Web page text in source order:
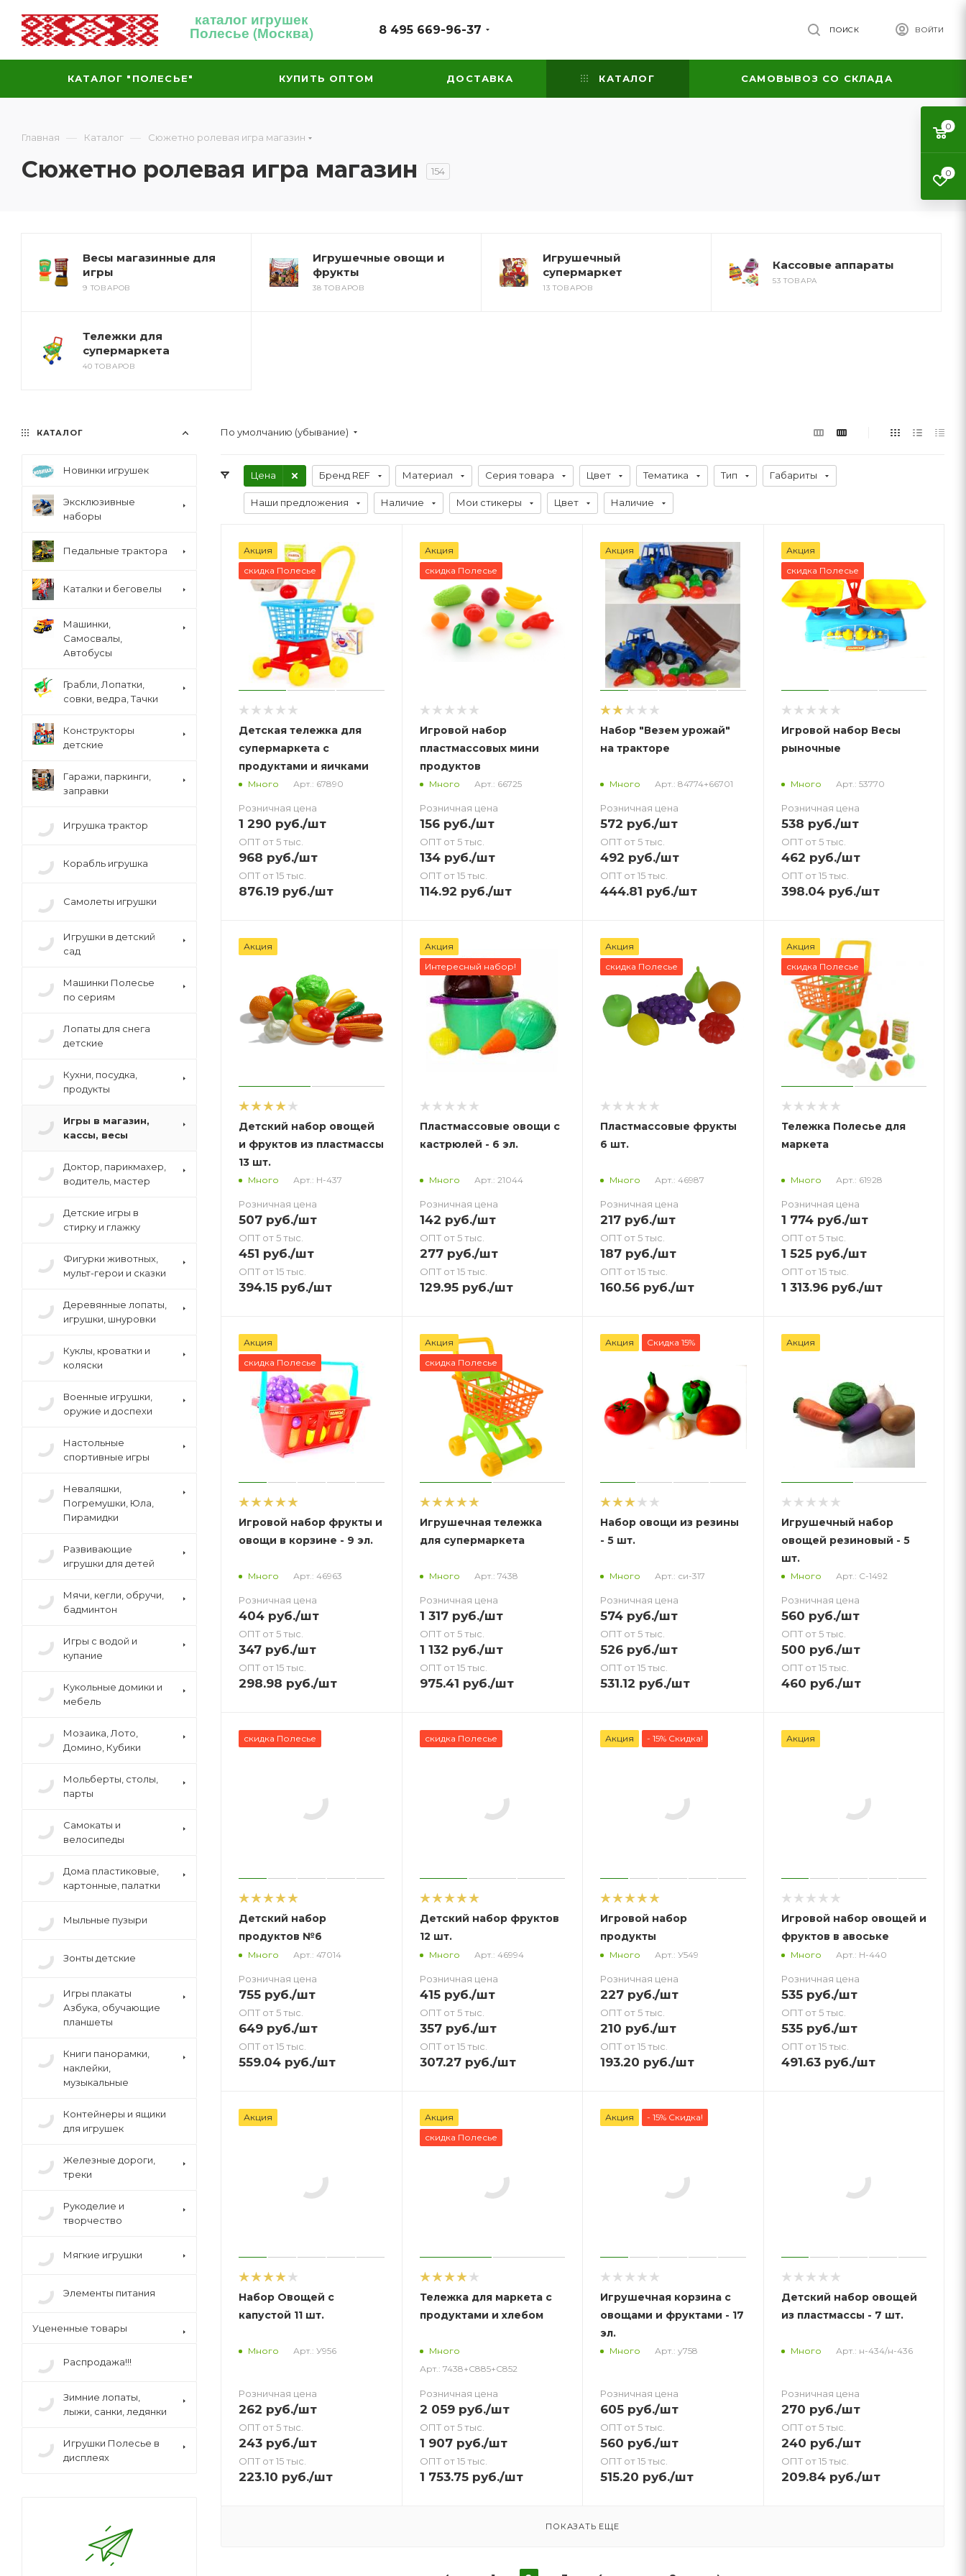
каталог игрушек
Полесье (Москва) 8 495 669-96-37 ВОЙТИ
ПОИСК
КАТАЛОГ "ПОЛЕСЬЕ" КУПИТЬ ОПТОМ ДОСТАВКА КАТАЛОГ САМОВЫВОЗ СО СКЛАДА
Главная — Каталог — Сюжетно ролевая игра магазин
Сюжетно ролевая игра магазин 154
Весы магазинные для
игры
9 ТОВАРОВ
Игрушечные овощи и
фрукты
38 ТОВАРОВ
Игрушечный
супермаркет
13 ТОВАРОВ
Кассовые аппараты
53 ТОВАРА
Тележки для
супермаркета
40 ТОВАРОВ
По умолчанию (убывание)
Цена Бренд REF Материал Серия товара Цвет Тематика Тип Габариты
Наши предложения Наличие Мои стикеры Цвет Наличие
Акция
скидка Полесье
Детская тележка для
супермаркета с
продуктами и яичками
Много Арт.: 67890
Розничная цена
1 290 руб./шт
ОПТ от 5 тыс.
968 руб./шт
ОПТ от 15 тыс.
876.19 руб./шт
Акция
скидка Полесье
Игровой набор
пластмассовых мини
продуктов
Много Арт.: 66725
Розничная цена
156руб./шт
ОПТ от 5 тыс.
134руб./шт
ОПТ от 15 тыс.
114.92 руб./шт
Акция
Набор "Везем урожай"
на тракторе
Много Арт.: 84774+66701
Розничная цена
572 руб./шт
ОПТ от 5 тыс.
492 руб./шт
ОПТ от 15 тыс.
444.81 руб./шт
Акция
скидка Полесье
Игровой набор Весы
рыночные
Много Арт.: 53770
Розничная цена
538 руб./шт
ОПТ от 5 тыс.
462 руб./шт
ОПТ от 15 тыс.
398.04руб./шт
Акция
Детский набор овощей
и фруктов из пластмассы
13 шт.
Много Арт.: Н-437
Розничная цена
507 руб./шт
ОПТ от 5 тыс.
451 руб./шт
ОПТ от 15 тыс.
394.15 руб./шт
Акция
Интересный набор!
Пластмассовые овощи с
кастрюлей - 6 эл.
Много Арт.: 21044
Розничная цена
142 руб./шт
ОПТ от 5 тыс.
277руб./шт
ОПТ от 15 тыс.
129.95руб./шт
Акция
скидка Полесье
Пластмассовые фрукты
6 шт.
Много Арт.: 46987
Розничная цена
217 руб./шт
ОПТ от 5 тыс.
187 руб./шт
ОПТ от 15 тыс.
160.56 руб./шт
Акция
скидка Полесье
Тележка Полесье для
маркета
Много Арт.: 61928
Розничная цена
1 774руб./шт
ОПТ от 5 тыс.
1 525руб./шт
ОПТ от 15 тыс.
1 313.96руб./шт
Акция
скидка Полесье
Игровой набор фрукты и
овощи в корзине - 9 эл.
Много Арт.: 46963
Розничная цена
404 руб./шт
ОПТ от 5 тыс.
347 руб./шт
ОПТ от 15 тыс.
298.98 руб./шт
Акция
скидка Полесье
Игрушечная тележка
для супермаркета
Много Арт.: 7438
Розничная цена
1 317руб./шт
ОПТ от 5 тыс.
1 132 руб./шт
ОПТ от 15 тыс.
975.41 руб./шт
Акция Скидка 15%
Набор овощи из резины
- 5 шт.
Много Арт.: си-317
Розничная цена
574 руб./шт
ОПТ от 5 тыс.
526 руб./шт
ОПТ от 15 тыс.
531.12 руб./шт
Акция
Игрушечный набор
овощей резиновый - 5
шт.
Много Арт.: С-1492
Розничная цена
560 руб./шт
ОПТ от 5 тыс.
500 руб./шт
ОПТ от 15 тыс.
460 руб./шт
скидка Полесье
Детский набор
продуктов №6
Много Арт.: 47014
Розничная цена
755 руб./шт
ОПТ от 5 тыс.
649 руб./шт
ОПТ от 15 тыс.
559.04 руб./шт
скидка Полесье
Детский набор фруктов
12 шт.
Много Арт.: 46994
Розничная цена
415руб./шт
ОПТ от 5 тыс.
357руб./шт
ОПТ от 15 тыс.
307.27руб./шт
Акция - 15% Скидка!
Игровой набор
продукты
Много Арт.: У549
Розничная цена
227 руб./шт
ОПТ от 5 тыс.
210 руб./шт
ОПТ от 15 тыс.
193.20 руб./шт
Акция
Игровой набор овощей и
фруктов в авоське
Много Арт.: Н-440
Розничная цена
535руб./шт
ОПТ от 5 тыс.
535руб./шт
ОПТ от 15 тыс.
491.63руб./шт
Акция
Набор Овощей с
капустой 11 шт.
Много Арт.: У956
Розничная цена
262 руб./шт
ОПТ от 5 тыс.
243 руб./шт
ОПТ от 15 тыс.
223.10 руб./шт
Акция
скидка Полесье
Тележка для маркета с
продуктами и хлебом
Много
Арт.: 7438+С885+С852
Розничная цена
2 059руб./шт
ОПТ от 5 тыс.
1 907руб./шт
ОПТ от 15 тыс.
1 753.75руб./шт
Акция - 15% Скидка!
Игрушечная корзина с
овощами и фруктами - 17
эл.
Много Арт.: у758
Розничная цена
605 руб./шт
ОПТ от 5 тыс.
560 руб./шт
ОПТ от 15 тыс.
515.20 руб./шт
Детский набор овощей
из пластмассы - 7 шт.
Много Арт.: н-434/н-436
Розничная цена
270 руб./шт
ОПТ от 5 тыс.
240 руб./шт
ОПТ от 15 тыс.
209.84руб./шт
ПОКАЗАТЬ ЕЩЕ
КАТАЛОГ
Новинки игрушек
Эксклюзивные
наборы
Педальные трактора
Каталки и беговелы
Машинки,
Самосвалы,
Автобусы
Грабли, Лопатки,
совки, ведра, Тачки
Конструкторы
детские
Гаражи, паркинги,
заправки
Игрушка трактор
Корабль игрушка
Самолеты игрушки
Игрушки в детский
сад
Машинки Полесье
по сериям
Лопаты для снега
детские
Кухни, посудка,
продукты
Игры в магазин,
кассы, весы
Доктор, парикмахер,
водитель, мастер
Детские игры в
стирку и глажку
Фигурки животных,
мульт-герои и сказки
Деревянные лопаты,
игрушки, шнуровки
Куклы, кроватки и
коляски
Военные игрушки,
оружие и доспехи
Настольные
спортивные игры
Неваляшки,
Погремушки, Юла,
Пирамидки
Развивающие
игрушки для детей
Мячи, кегли, обручи,
бадминтон
Игры с водой и
купание
Кукольные домики и
мебель
Мозаика, Лото,
Домино, Кубики
Мольберты, столы,
парты
Cамокаты и
велосипеды
Дома пластиковые,
картонные, палатки
Мыльные пузыри
Зонты детские
Игры плакаты
Азбука, обучающие
планшеты
Книги панорамки,
наклейки,
музыкальные
Контейнеры и ящики
для игрушек
Железные дороги,
треки
Рукоделие и
творчество
Мягкие игрушки
Элементы питания
Уцененные товары
Распродажа!!!
Зимние лопаты,
лыжи, санки, ледянки
Игрушки Полесье в
дисплеях
0
0